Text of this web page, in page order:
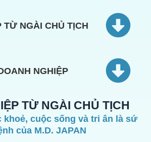
TỪ NGÀI CHỦ TỊCH
NGHIỆP
TỪ NGÀI CHỦ TỊCH
khoẻ, cuộc sống và tri ân là sứ
của M.D. JAPAN